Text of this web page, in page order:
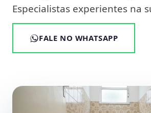
Especialistas experientes na
FALE NO WHATSAPP